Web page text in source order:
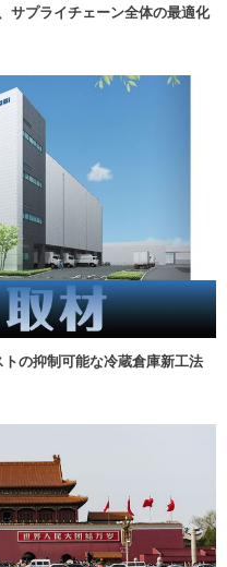
サプライチェーン全体の最適化
トの抑制可能な冷蔵倉庫新工法